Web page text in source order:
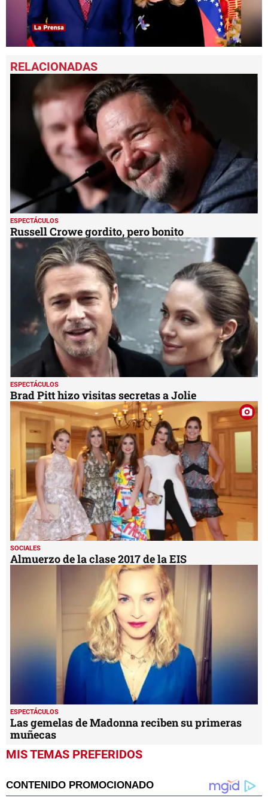
seconds
of
minute,
second
ESPECTÁCULOS
Russell Crowe gordito, pero bonito
ESPECTÁCULOS
Brad Pitt hizo visitas secretas a Jolie
SOCIALES
Almuerzo de la clase 2017 de la EIS
ESPECTÁCULOS
Las gemelas de Madonna reciben su primeras
muñecas
MIS TEMAS PREFERIDOS